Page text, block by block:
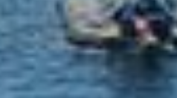
בזאת לעשות שימוש בפרטים לעיל לצורך
שיווקי בנוגע להשקעות ומידע פרסומי
אלקטורני ו/או מספר הטלפון אשר הוזנו.